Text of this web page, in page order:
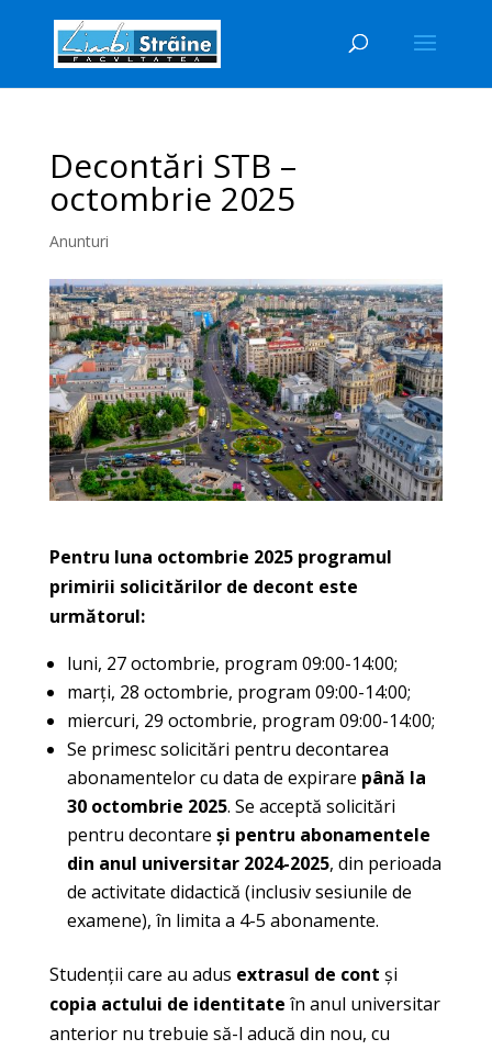
Decontări STB –
octombrie 2025
Anunturi
Pentru luna octombrie 2025 programul
primirii solicitărilor de decont este
următorul:
luni, 27 octombrie, program 09:00-14:00;
marți, 28 octombrie, program 09:00-14:00;
miercuri, 29 octombrie, program 09:00-14:00;
Se primesc solicitări pentru decontarea
abonamentelor cu data de expirare până la
30 octombrie 2025. Se acceptă solicitări
pentru decontare și pentru abonamentele
din anul universitar 2024-2025, din perioada
de activitate didactică (inclusiv sesiunile de
examene), în limita a 4-5 abonamente.
Studenții care au adus extrasul de cont și
copia actului de identitate în anul universitar
anterior nu trebuie să-l aducă din nou, cu